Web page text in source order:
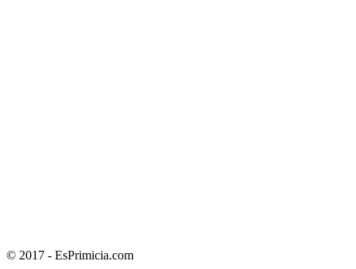
© 2017 - EsPrimicia.com